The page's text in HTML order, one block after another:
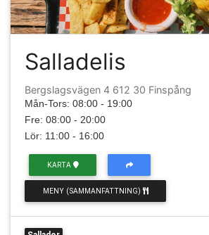
Salladelis
Bergslagsvägen 4 612 30 Finspång
Mån-Tors: 08:00 - 19:00
Fre: 08:00 - 20:00
Lör: 11:00 - 16:00
KARTA
MENY (SAMMANFATTNING)